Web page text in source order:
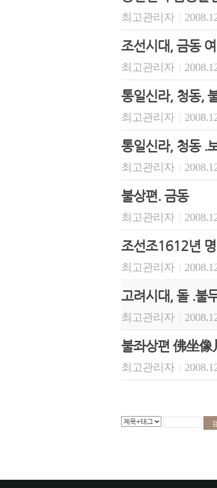
최고관리자
조선시대, 금동
최고관리자
통일신라, 청동,
최고관리자
통일신라, 청동 .
최고관리자
불상편. 금동
최고관리자
조선조1612년
최고관리자
고려시대, 돌 .불
최고관리자
불좌상편 佛坐像
최고관리자